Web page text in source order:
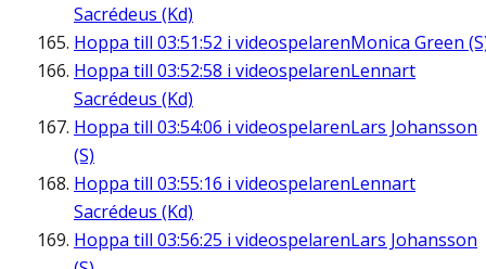
Sacrédeus (Kd)
Hoppa till 03:51:52 i videospelarenMonica Green
Hoppa till 03:52:58 i videospelarenLennart
Sacrédeus (Kd)
Hoppa till 03:54:06 i videospelarenLars Johansson
(S)
Hoppa till 03:55:16 i videospelarenLennart
Sacrédeus (Kd)
Hoppa till 03:56:25 i videospelarenLars Johansson